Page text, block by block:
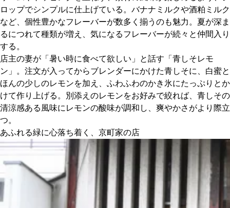
ロップでシンプルに仕上げている。バナナミルクや酒粕ミルク
など、個性豊かなフレーバーが数多く揃うのも魅力。夏が深ま
るにつれて種類が増え、気になるフレーバーが続々と仲間入り
する。
店主の妻が「暑い時に食べて欲しい」と話す「青しそレモ
ン」。注文が入ってからブレンダーにかけた青しそに、白蜜と
ほんの少しのレモンを加え、ふわふわのかき氷にたっぷりとか
けて作り上げる。別添えのレモンをお好みで絞れば、青しその
清涼感ある風味にレモンの酸味が調和し、爽やかさがより際立
つ。
あふれる緑に心落ち着く、京町家の店